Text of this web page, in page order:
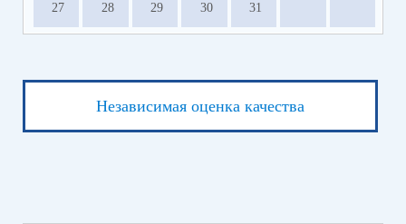
27 28 29 30 31
Независимая оценка качества